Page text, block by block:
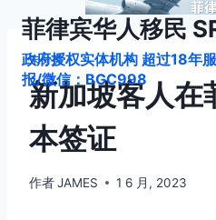
菲律宾华人移民
政府授权实体机构 超过18年
报/微信：BGC998
未分类
新加坡客人在
本签证
作者JAMES 1 6 月, 2023